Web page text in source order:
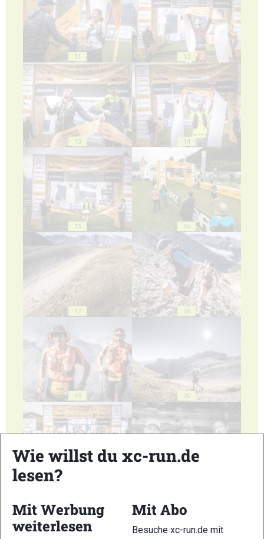
11 12
13 14
15 16
17 18
19 20
Wie willst du xc-run.de
lesen?
Mit Werbung
weiterlesen
Mit Abo
Besuche xc-run.de mit